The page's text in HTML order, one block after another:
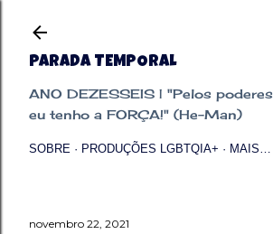
PARADA TEMPORAL
ANO DEZESSEIS | "Pelos
eu tenho a FORÇA!" (He-Man)
SOBRE PRODUÇÕES LGBTQIA+ MAIS…
novembro 22, 2021